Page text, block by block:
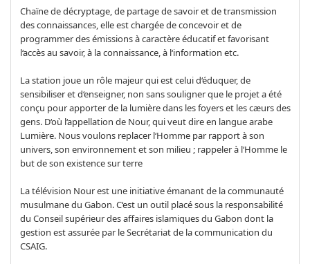
Chaïne de décryptage, de partage de savoir et de transmission
des connaissances, elle est chargée de concevoir et de
programmer des émissions à caractère éducatif et favorisant
l‘accès au savoir, à la connaissance, à l‘information etc.
La station joue un rôle majeur qui est celui d‘éduquer, de
sensibiliser et d‘enseigner, non sans souligner que le projet a été
conçu pour apporter de la lumière dans les foyers et les cæurs des
gens. D‘où l‘appellation de Nour, qui veut dire en langue arabe
Lumière. Nous voulons replacer l‘Homme par rapport à son
univers, son environnement et son milieu ; rappeler à l‘Homme le
but de son existence sur terre
La télévision Nour est une initiative émanant de la communauté
musulmane du Gabon. C‘est un outil placé sous la responsabilité
du Conseil supérieur des affaires islamiques du Gabon dont la
gestion est assurée par le Secrétariat de la communication du
CSAIG.